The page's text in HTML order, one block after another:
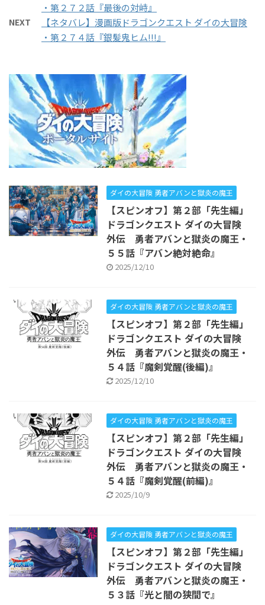
・第２７２話『最後の対峙』
NEXT
【ネタバレ】漫画版ドラゴンクエスト ダイの大冒険
・第２７４話『銀髪鬼ヒム!!!』
ダイの大冒険 勇者アバンと獄炎の魔王
【スピンオフ】第２部「先生編」
ドラゴンクエスト ダイの大冒険
外伝 勇者アバンと獄炎の魔王・
５５話『アバン絶対絶命』
2025/12/10
ダイの大冒険 勇者アバンと獄炎の魔王
【スピンオフ】第２部「先生編」
ドラゴンクエスト ダイの大冒険
外伝 勇者アバンと獄炎の魔王・
５４話『魔剣覚醒(後編)』
2025/12/10
ダイの大冒険 勇者アバンと獄炎の魔王
【スピンオフ】第２部「先生編」
ドラゴンクエスト ダイの大冒険
外伝 勇者アバンと獄炎の魔王・
５４話『魔剣覚醒(前編)』
2025/10/9
ダイの大冒険 勇者アバンと獄炎の魔王
【スピンオフ】第２部「先生編」
ドラゴンクエスト ダイの大冒険
外伝 勇者アバンと獄炎の魔王・
５３話『光と闇の狭間で』